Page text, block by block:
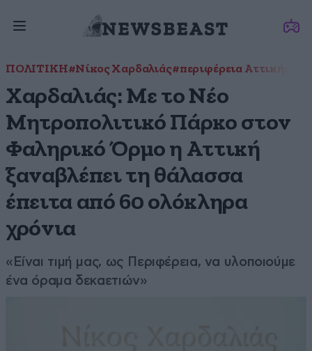
ΠΟΛΙΤΙΚΗ#Νίκος Χαρδαλιάς#περιφέρεια Αττικής
Χαρδαλιάς: Με το Νέο
Μητροπολιτικό Πάρκο στον
Φαληρικό Όρμο η Αττική
ξαναβλέπει τη θάλασσα
έπειτα από 60 ολόκληρα
χρόνια
«Είναι τιμή μας, ως Περιφέρεια, να υλοποιούμε
ένα όραμα δεκαετιών»